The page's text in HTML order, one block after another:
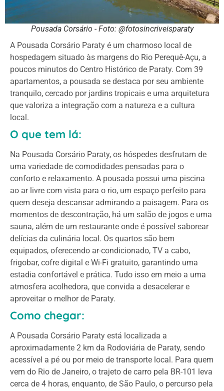
Pousada Corsário - Foto: @fotosincriveisparaty
A Pousada Corsário Paraty é um charmoso local de
hospedagem situado às margens do Rio Perequê-Açu, a
poucos minutos do Centro Histórico de Paraty. Com 39
apartamentos, a pousada se destaca por seu ambiente
tranquilo, cercado por jardins tropicais e uma arquitetura
que valoriza a integração com a natureza e a cultura
local.
O que tem lá:
Na Pousada Corsário Paraty, os hóspedes desfrutam de
uma variedade de comodidades pensadas para o
conforto e relaxamento. A pousada possui uma piscina
ao ar livre com vista para o rio, um espaço perfeito para
quem deseja descansar admirando a paisagem. Para os
momentos de descontração, há um salão de jogos e uma
sauna, além de um restaurante onde é possível saborear
delícias da culinária local. Os quartos são bem
equipados, oferecendo ar-condicionado, TV a cabo,
frigobar, cofre digital e Wi-Fi gratuito, garantindo uma
estadia confortável e prática. Tudo isso em meio a uma
atmosfera acolhedora, que convida a desacelerar e
aproveitar o melhor de Paraty.
Como chegar:
A Pousada Corsário Paraty está localizada a
aproximadamente 2 km da Rodoviária de Paraty, sendo
acessível a pé ou por meio de transporte local. Para quem
vem do Rio de Janeiro, o trajeto de carro pela BR-101 leva
cerca de 4 horas, enquanto, de São Paulo, o percurso pela